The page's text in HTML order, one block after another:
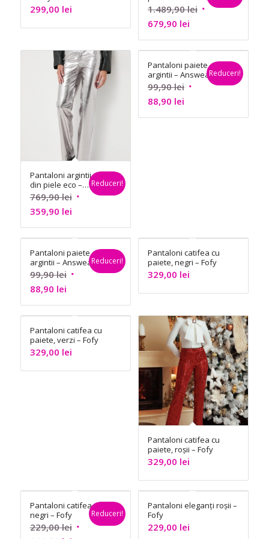
299,00 lei
Lagerfeld
1.489,90lei Prețul
a
fost:
1.489,90 lei.
679,90 leiPrețul
curent
este:
679,90 lei.
Pantaloni argintii
din piele eco –
Guess
769,90lei Prețul
a
fost:
769,90 lei.
359,90 leiPrețul
curent
este:
359,90 lei.
Reduceri!
Pantaloni paiete
argintii – Answear
Lab
99,90lei Prețul
a
88,90 leiPrețul
curent
Reduceri!
Pantaloni paiete
argintii – Answear
Lab
99,90lei Prețul
a
fost:
99,90 lei.
88,90 leiPrețul
curent
este:
88,90 lei.
Reduceri!
Pantaloni catifea cu
paiete, negri – Fofy
329,00 lei
Pantaloni catifea cu
paiete, verzi – Fofy
329,00 lei
Pantaloni catifea cu
paiete, roșii – Fofy
329,00 lei
Pantaloni catifea
negri – Fofy
229,00lei Prețul
Reduceri!
Pantaloni eleganți roșii –
Fofy
229,00 lei